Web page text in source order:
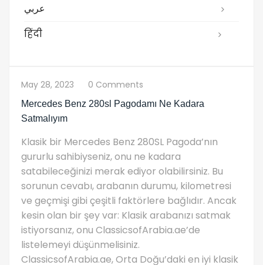
عربي
हिंदी
May 28, 2023 0 Comments
Mercedes Benz 280sl Pagodamı Ne Kadara
Satmalıyım
Klasik bir Mercedes Benz 280SL Pagoda’nın
gururlu sahibiyseniz, onu ne kadara
satabileceğinizi merak ediyor olabilirsiniz. Bu
sorunun cevabı, arabanın durumu, kilometresi
ve geçmişi gibi çeşitli faktörlere bağlıdır. Ancak
kesin olan bir şey var: Klasik arabanızı satmak
istiyorsanız, onu ClassicsofArabia.ae’de
listelemeyi düşünmelisiniz.
ClassicsofArabia.ae, Orta Doğu’daki en iyi klasik